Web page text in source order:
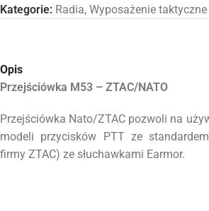
Kategorie: Radia, Wyposażenie taktyczne
Opis
Przejściówka M53 – ZTAC/NATO
Przejściówka Nato/ZTAC pozwoli na
modeli przycisków PTT ze
firmy ZTAC) ze słuchawkami Earmor.